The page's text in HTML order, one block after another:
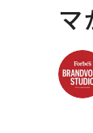
マ